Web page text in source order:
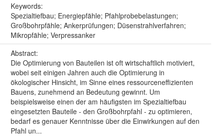
Keywords:
Spezialtiefbau; Energiepfähle; Pfahlprobebelastungen;
Großbohrpfähle; Ankerprüfungen; Düsenstrahlverfahren;
Mikropfähle; Verpressanker
Abstract:
Die Optimierung von Bauteilen ist oft wirtschaftlich motiviert,
wobei seit einigen Jahren auch die Optimierung in
ökologischer Hinsicht, im Sinne eines ressourceneffizienten
Bauens, zunehmend an Bedeutung gewinnt. Um
beispielsweise einen der am häufigsten im Spezialtiefbau
eingesetzten Bauteile - den Großbohrpfahl - zu optimieren,
bedarf es genauer Kenntnisse über die Einwirkungen auf den
Pfahl un...